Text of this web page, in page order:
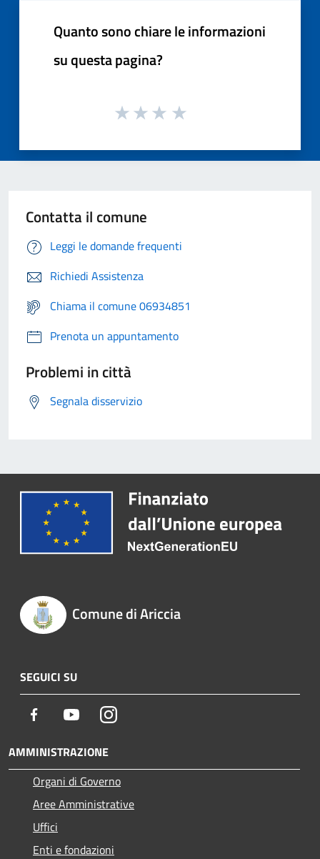
Quanto sono chiare le informazioni
su questa pagina?
Contatta il comune
Leggi le domande frequenti
Richiedi Assistenza
Chiama il comune 06934851
Prenota un appuntamento
Problemi in città
Segnala disservizio
Comune di Ariccia
SEGUICI SU
Facebook YoutubeInstagram
AMMINISTRAZIONE
Organi di Governo
Aree Amministrative
Uffici
Enti e fondazioni